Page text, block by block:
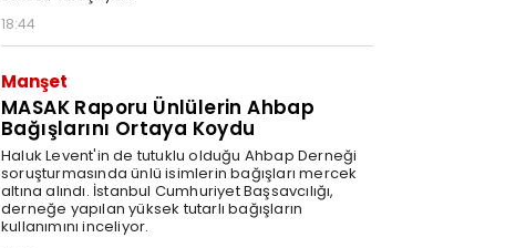
18:44
Manşet
MASAK Raporu Ünlülerin Ahbap
Bağışlarını Ortaya Koydu
Haluk Levent'in de tutuklu olduğu Ahbap Derneği
soruşturmasında ünlü isimlerin bağışları mercek
altına alındı. İstanbul Cumhuriyet Başsavcılığı,
derneğe yapılan yüksek tutarlı bağışların
kullanımını inceliyor.